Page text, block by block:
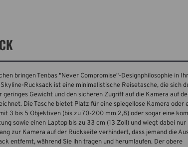
bringen Tenbas "Never Compromise"-Designphilosophie in
Rucksack ist eine minimalistische Reisetasche, die sich
geringes Gewicht und den sicheren Zugriff auf die Kamera auf
Die Tasche bietet Platz für eine spiegellose Kamera oder
3 bis 5 Objektiven (bis zu 70-200 mm 2,8) oder sogar eine
sowie einen Laptop bis zu 33 cm (13 Zoll) und wiegt dabei nur
zur Kamera auf der Rückseite verhindert, dass jemand die
entfernt, während Sie ihn tragen und herumlaufen. Der obere